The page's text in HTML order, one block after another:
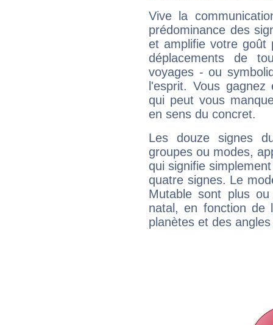
Vive la
prédominance des
et amplifie votre goût
déplacements de
voyages - ou
l'esprit. Vous
qui peut vous
en sens du concret.
Les douze signes
groupes ou modes,
qui signifie
quatre signes. Le
Mutable sont plus
natal, en fonction de
planètes et des